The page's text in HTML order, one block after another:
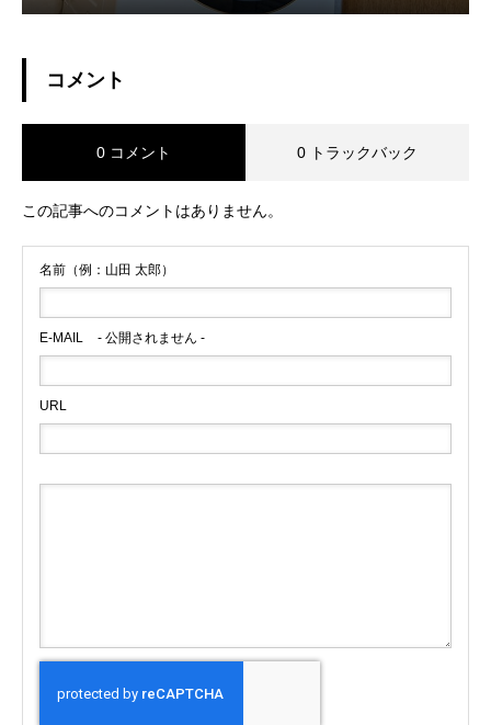
コメント
0 コメント 0 トラックバック
この記事へのコメントはありません。
名前（例：山田 太郎）
E-MAIL - 公開されません -
URL